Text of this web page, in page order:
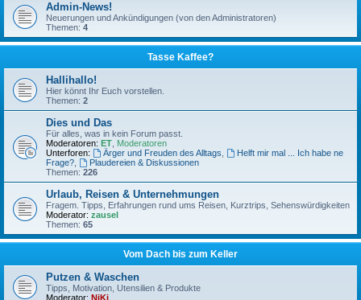
Admin-News!
Neuerungen und Ankündigungen (von den Administratoren)
Themen: 4
Tasse Kaffee?
Hallihallo!
Hier könnt Ihr Euch vorstellen.
Themen: 2
Dies und Das
Für alles, was in kein Forum passt.
Moderatoren: ET Moderatoren
Unterforen:
Ärger und Freuden des Alltags
Helft mir mal ... Ich habe ne
Frage?
Plaudereien & Diskussionen
Themen: 226
Urlaub, Reisen & Unternehmungen
Fragem. Tipps, Erfahrungen rund ums Reisen, Kurztrips, Sehenswürdigkeiten
Moderator: zausel
Themen: 65
Vom Dach bis zum Keller
Putzen & Waschen
Tipps, Motivation, Utensilien & Produkte
Moderator: NiKi